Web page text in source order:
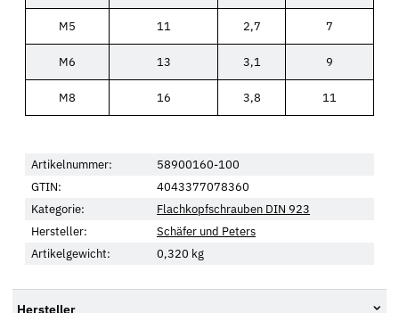
M5 11 2,7 7
M6 13 3,1 9
M8 16 3,8 11
Artikelnummer:
58900160-100
GTIN:
4043377078360
Kategorie:
Flachkopfschrauben DIN 923
Hersteller:
Schäfer und Peters
Artikelgewicht:
0,320 kg
Hersteller